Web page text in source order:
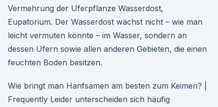
Vermehrung der Uferpflanze Wasserdost,
Eupatorium. Der Wasserdost wächst nicht – wie man
leicht vermuten könnte – im Wasser, sondern an
dessen Ufern sowie allen anderen Gebieten, die einen
feuchten Boden besitzen.
Wie bringt man Hanfsamen am besten zum Keimen? |
Frequently Leider unterscheiden sich häufig